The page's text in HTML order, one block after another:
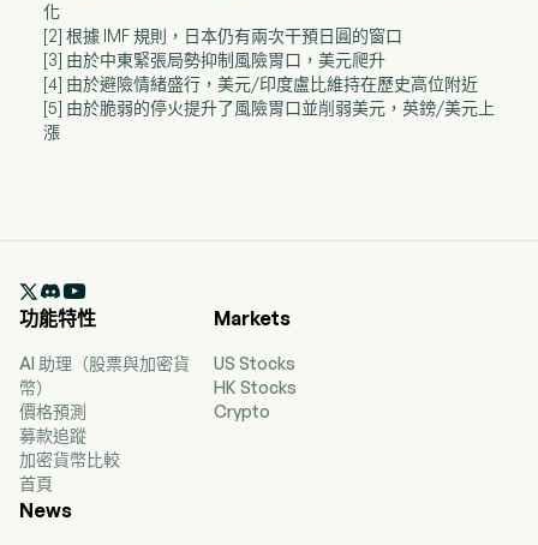
化
[2] 根據 IMF 規則，日本仍有兩次干預日圓的窗口
[3] 由於中東緊張局勢抑制風險胃口，美元爬升
[4] 由於避險情緒盛行，美元/印度盧比維持在歷史高位附近
[5] 由於脆弱的停火提升了風險胃口並削弱美元，英鎊/美元上
漲

功能特性
AI 助理（股票與加密貨
幣）
價格預測
募款追蹤
加密貨幣比較
首頁
Markets
US Stocks
HK Stocks
Crypto
News